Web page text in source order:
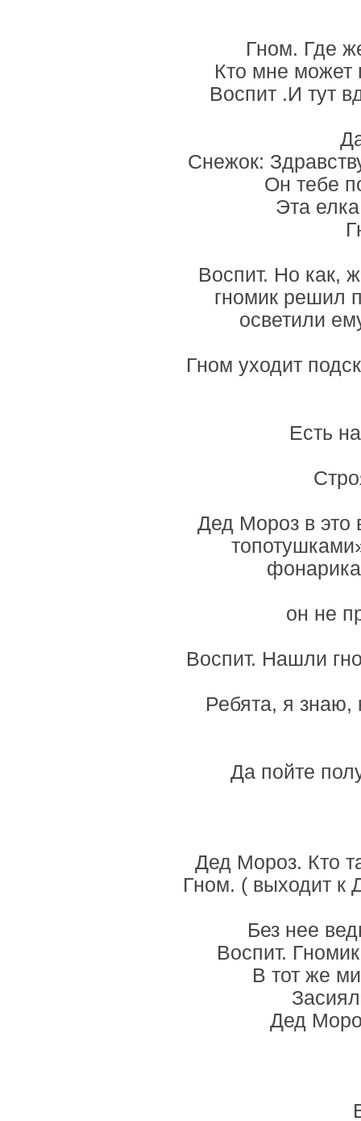
Гном. Где
Кто мне может
Воспит .И тут
Снежок:
Он тебе
Эта
Воспит. Но как,
гномик решил
осветили
Гном уходит
Есть
Дед Мороз в это
он не
Воспит. Нашли
Ребята, я
Да пойте
Дед Мороз. Кто
Гном. ( выходит к
Без нее
Воспит.
В тот же
Дед